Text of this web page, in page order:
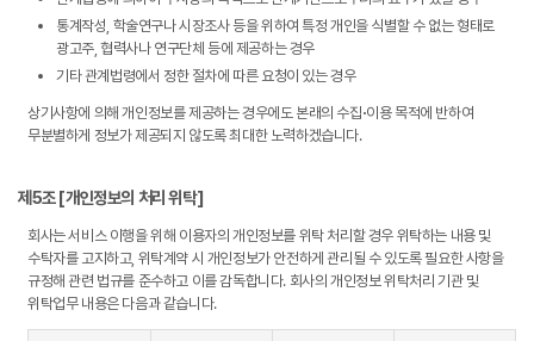
통계작성, 학술연구나 시장조사 등을 위하여 특정 개인을 식별할 수 없는 형태로
광고주, 협력사나 연구단체 등에 제공하는 경우
기타 관계법령에서 정한 절차에 따른 요청이 있는 경우
상기사항에 의해 개인정보를 제공하는 경우에도 본래의 수집∙이용 목적에 반하여
무분별하게 정보가 제공되지 않도록 최대한 노력하겠습니다.
제5조 [개인정보의 처리 위탁]
회사는 서비스 이행을 위해 이용자의 개인정보를 위탁 처리할 경우 위탁하는 내용 및
수탁자를 고지하고, 위탁계약 시 개인정보가 안전하게 관리될 수 있도록 필요한 사항을
규정해 관련 법규를 준수하고 이를 감독합니다. 회사의 개인정보 위탁처리 기관 및
위탁업무 내용은 다음과 같습니다.